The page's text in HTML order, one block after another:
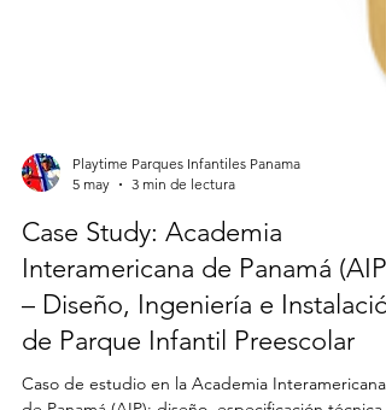
Playtime Parques Infantiles Panama
5 may
3 min de lectura
Case Study: Academia
Interamericana de Panamá (AIP)
– Diseño, Ingeniería e